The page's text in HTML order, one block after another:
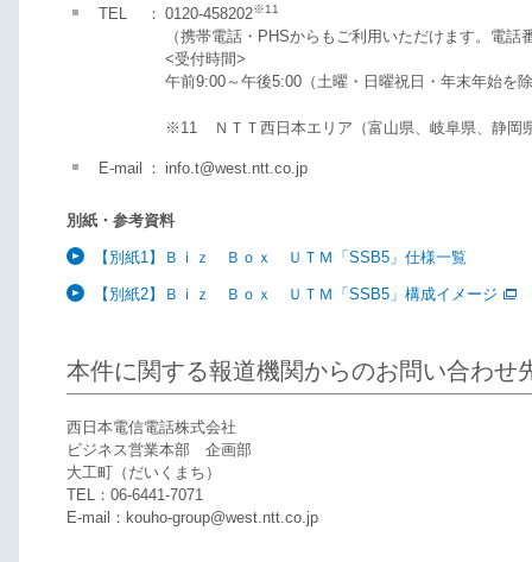
TEL ： 0120-458202※11
（携帯電話・PHSからもご利用いただけます。電
<受付時間>
午前9:00～午後5:00（土曜・日曜祝日・年末年始を
※11 ＮＴＴ西日本エリア（富山県、岐阜県、静
E-mail ： info.t@west.ntt.co.jp
別紙・参考資料
【別紙1】Ｂｉｚ Ｂｏｘ ＵＴＭ「SSB5」仕様一覧
【別紙2】Ｂｉｚ Ｂｏｘ ＵＴＭ「SSB5」構成イメージ
本件に関する報道機関からのお問い合わせ
西日本電信電話株式会社
ビジネス営業本部 企画部
大工町（だいくまち）
TEL：06-6441-7071
E-mail：kouho-group@west.ntt.co.jp